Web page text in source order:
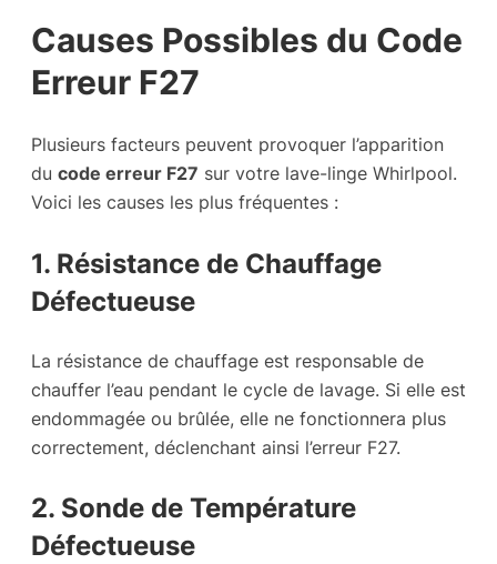
Causes Possibles du Code
Erreur F27
Plusieurs facteurs peuvent provoquer l’apparition
du code erreur F27 sur votre lave-linge Whirlpool.
Voici les causes les plus fréquentes :
1. Résistance de Chauffage
Défectueuse
La résistance de chauffage est responsable de
chauffer l’eau pendant le cycle de lavage. Si elle est
endommagée ou brûlée, elle ne fonctionnera plus
correctement, déclenchant ainsi l’erreur F27.
2. Sonde de Température
Défectueuse